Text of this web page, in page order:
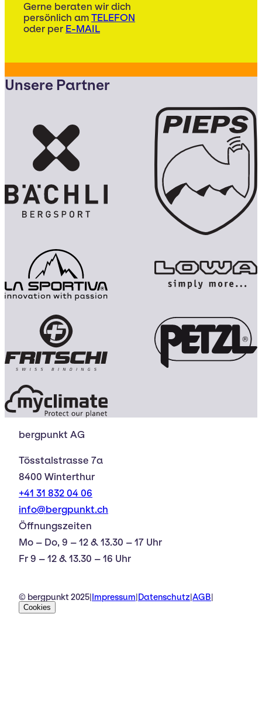
Gerne beraten wir dich
persönlich am TELEFON
oder per E-MAIL
Unsere Partner
bergpunkt AG
Tösstalstrasse 7a
8400 Winterthur
+41 31 832 04 06
info@bergpunkt.ch
Öffnungszeiten
Mo – Do, 9 – 12 & 13.30 – 17 Uhr
Fr 9 – 12 & 13.30 – 16 Uhr
© bergpunkt 2025|Impressum|Datenschutz|AGB|
Cookies